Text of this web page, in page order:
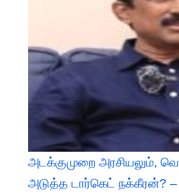
அடக்குமுறை அரசியலும்,
அடுத்த டார்கெட் நக்கீரன்?